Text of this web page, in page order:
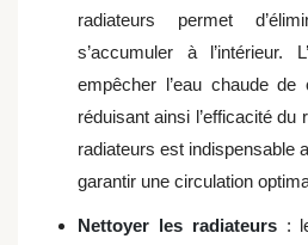
radiateurs permet
s’accumuler à l’intérieur.
empêcher l’eau chaude de
réduisant ainsi l’efficacité du
radiateurs est indispensable
garantir une circulation
Nettoyer les radiateurs: